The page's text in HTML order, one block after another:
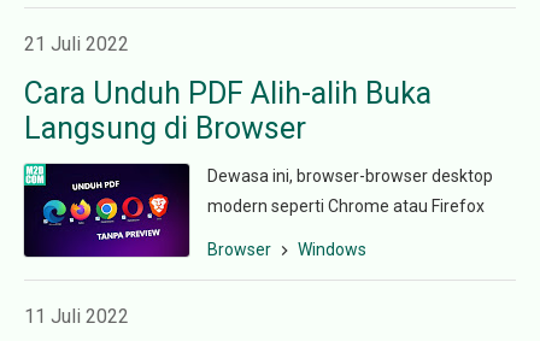
21 Juli 2022
Cara Unduh PDF Alih-alih Buka
Langsung di Browser
Dewasa ini, browser-browser desktop
modern seperti Chrome atau Firefox
Browser Windows
11 Juli 2022